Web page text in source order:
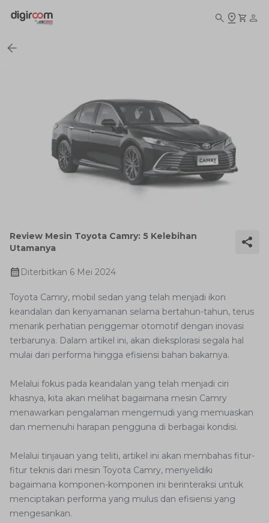
Review Mesin Toyota Camry: 5 Kelebihan
Utamanya
Diterbitkan 6 Mei 2024
Toyota Camry, mobil sedan yang telah menjadi ikon
keandalan dan kenyamanan selama bertahun-tahun, terus
menarik perhatian penggemar otomotif dengan inovasi
terbarunya. Dalam artikel ini, akan dieksplorasi segala hal
mulai dari performa hingga efisiensi bahan bakarnya.
Melalui fokus pada keandalan yang telah menjadi ciri
khasnya, kita akan melihat bagaimana mesin Camry
menawarkan pengalaman mengemudi yang memuaskan
dan memenuhi harapan pengguna di berbagai kondisi.
Melalui tinjauan yang teliti, artikel ini akan membahas fitur-
fitur teknis dari mesin Toyota Camry, menyelidiki
bagaimana komponen-komponen ini berinteraksi untuk
menciptakan performa yang mulus dan efisiensi yang
mengesankan.